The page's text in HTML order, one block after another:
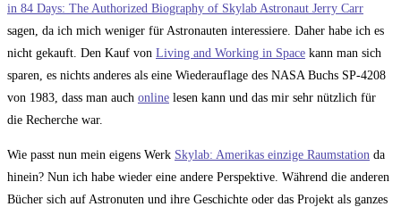
in 84 Days: The Authorized Biography of Skylab Astronaut Jerry Carr
sagen, da ich mich weniger für Astronauten interessiere. Daher habe ich es
nicht gekauft. Den Kauf von Living and Working in Space kann man sich
sparen, es nichts anderes als eine Wiederauflage des NASA Buchs SP-4208
von 1983, dass man auch online lesen kann und das mir sehr nützlich für
die Recherche war.
Wie passt nun mein eigens Werk Skylab: Amerikas einzige Raumstation da
hinein? Nun ich habe wieder eine andere Perspektive. Während die anderen
Bücher sich auf Astronuten und ihre Geschichte oder das Projekt als ganzes